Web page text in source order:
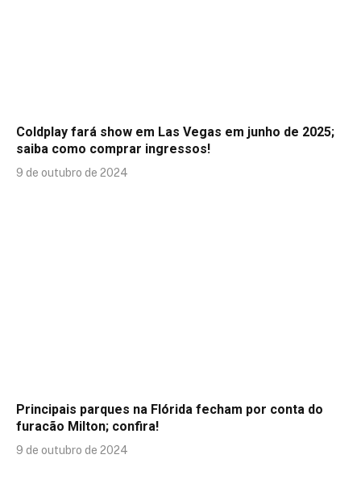
Coldplay fará show em Las Vegas em junho de 2025;
saiba como comprar ingressos!
9 de outubro de 2024
Principais parques na Flórida fecham por conta do
furacão Milton; confira!
9 de outubro de 2024